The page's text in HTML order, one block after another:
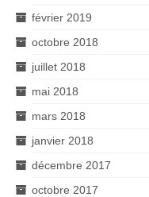
février 2019
octobre 2018
juillet 2018
mai 2018
mars 2018
janvier 2018
décembre 2017
octobre 2017